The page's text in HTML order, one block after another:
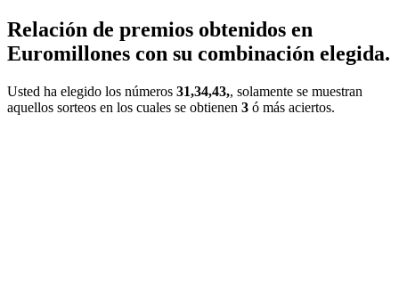
Relación de premios obtenidos en
Euromillones con su combinación elegida.
Usted ha elegido los números 31,34,43,, solamente se muestran
aquellos sorteos en los cuales se obtienen 3 ó más aciertos.